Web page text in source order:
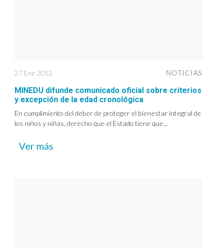
27 Ene 2012 NOTICIAS
MINEDU difunde comunicado oficial sobre criterios
y excepción de la edad cronológica
En cumplimiento del deber de proteger el bienestar integral de
los niños y niñas, derecho que el Estado tiene que...
Ver más